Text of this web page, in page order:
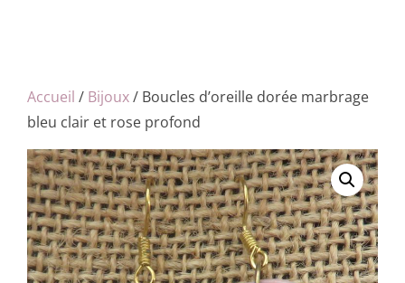
Accueil / Bijoux/ Boucles d’oreille dorée marbrage
bleu clair et rose profond